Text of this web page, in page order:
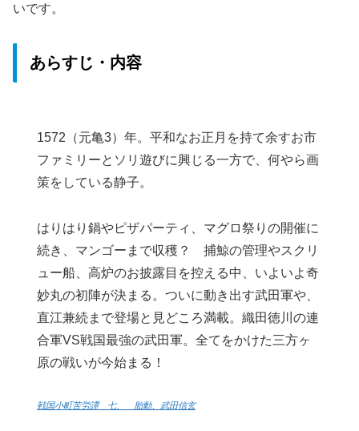
いです。
あらすじ・内容
1572（元亀3）年。平和なお正月を持て余すお市
ファミリーとソリ遊びに興じる一方で、何やら画
策をしている静子。
はりはり鍋やピザパーティ、マグロ祭りの開催に
続き、マンゴーまで収穫？ 捕鯨の管理やスクリ
ュー船、高炉のお披露目を控える中、いよいよ奇
妙丸の初陣が決まる。ついに動き出す武田軍や、
直江兼続まで登場と見どころ満載。織田徳川の連
合軍VS戦国最強の武田軍。全てをかけた三方ヶ
原の戦いが今始まる！
戦国小町苦労譚 七、 胎動、武田信玄